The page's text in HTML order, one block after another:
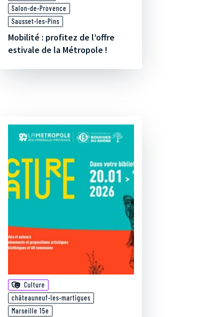
Salon-de-Provence
Sausset-les-Pins
Mobilité : profitez de l’offre
estivale de la Métropole !
Culture
châteauneuf-les-martigues
Marseille 15e